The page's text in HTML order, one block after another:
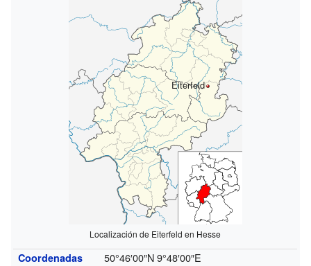
Eiterfeld
Localización de Eiterfeld en Hesse
Coordenadas 50°46′00″N 9°48′00″E